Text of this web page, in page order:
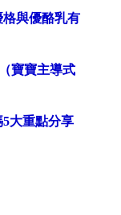
與優酪乳有
寶寶主導式
大重點分享